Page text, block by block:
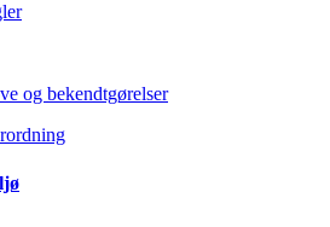
og bekendtgørelser